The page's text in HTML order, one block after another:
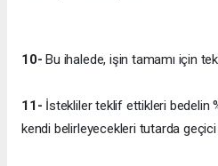
10- Bu ihalede, işin tamamı için
11- İstekliler teklif ettikleri bedelin
kendi belirleyecekleri tutarda